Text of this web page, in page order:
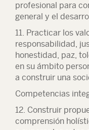
profesional para
general y el
11. Practicar los
responsabilidad,
honestidad, paz,
en su ámbito
a construir una
Competencias
12. Construir
comprensión